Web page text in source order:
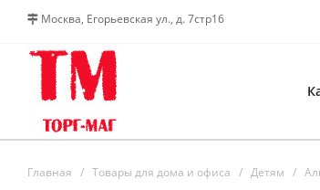
Москва, Егорьевская ул., д. 7стр16
Главная Товары для дома и офиса Детям